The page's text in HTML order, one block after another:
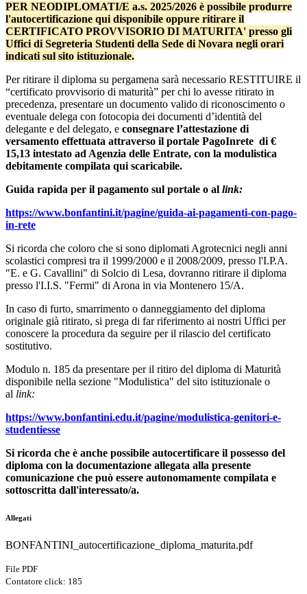
PER NEODIPLOMATI/E a.s. 2025/2026 è possibile produrre
l'autocertificazione qui disponibile oppure ritirare il
CERTIFICATO PROVVISORIO DI MATURITA' presso gli
Uffici di Segreteria Studenti della Sede di Novara negli orari
indicati sul sito istituzionale.
Per ritirare il diploma su pergamena sarà necessario RESTITUIRE il
“certificato provvisorio di maturità” per chi lo avesse ritirato in
precedenza, presentare un documento valido di riconoscimento o
eventuale delega con fotocopia dei documenti d’identità del
delegante e del delegato, e consegnare l’attestazione di
versamento effettuata attraverso il portale PagoInrete di €
15,13 intestato ad Agenzia delle Entrate, con la modulistica
debitamente compilata qui scaricabile.
Guida rapida per il pagamento sul portale o al link:
https://www.bonfantini.it/pagine/guida-ai-pagamenti-con-pago-
in-rete
Si ricorda che coloro che si sono diplomati Agrotecnici negli anni
scolastici compresi tra il 1999/2000 e il 2008/2009, presso l'I.P.A.
"E. e G. Cavallini" di Solcio di Lesa, dovranno ritirare il diploma
presso l'I.I.S. "Fermi" di Arona in via Montenero 15/A.
In caso di furto, smarrimento o danneggiamento del diploma
originale già ritirato, si prega di far riferimento ai nostri Uffici per
conoscere la procedura da seguire per il rilascio del certificato
sostitutivo.
Modulo n. 185 da presentare per il ritiro del diploma di Maturità
disponibile nella sezione "Modulistica" del sito istituzionale o
al link:
https://www.bonfantini.edu.it/pagine/modulistica-genitori-e-
studentiesse
Si ricorda che è anche possibile autocertificare il possesso del
diploma con la documentazione allegata alla presente
comunicazione che può essere autonomamente compilata e
sottoscritta dall'interessato/a.
Allegati
BONFANTINI_autocertificazione_diploma_maturita.pdf
File PDF
Contatore click: 185